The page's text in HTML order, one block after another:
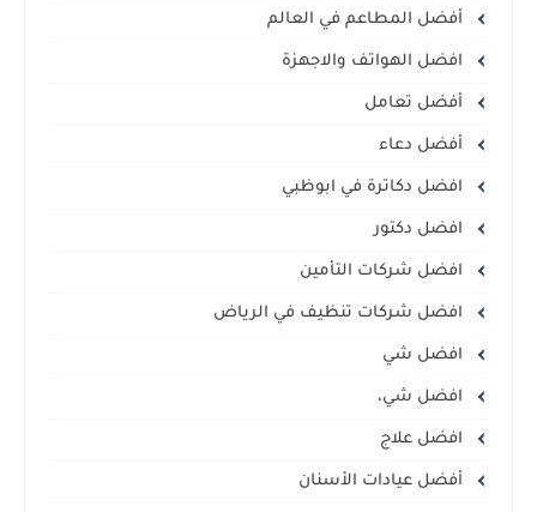
أفضل المطاعم في العالم
افضل الهواتف والاجهزة
أفضل تعامل
أفضل دعاء
افضل دكاترة في ابوظبي
افضل دكتور
افضل شركات التأمين
افضل شركات تنظيف في الرياض
افضل شي
افضل شي،
افضل علاج
أفضل عيادات الأسنان